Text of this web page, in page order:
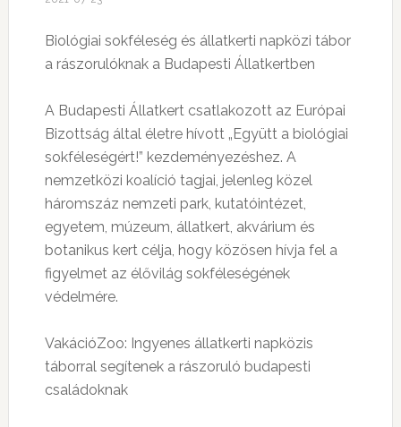
Biológiai sokféleség és állatkerti napközi tábor
a rászorulóknak a Budapesti Állatkertben
A Budapesti Állatkert csatlakozott az Európai
Bizottság által életre hívott „Együtt a biológiai
sokféleségért!” kezdeményezéshez. A
nemzetközi koalíció tagjai, jelenleg közel
háromszáz nemzeti park, kutatóintézet,
egyetem, múzeum, állatkert, akvárium és
botanikus kert célja, hogy közösen hívja fel a
figyelmet az élővilág sokféleségének
védelmére.
VakációZoo: Ingyenes állatkerti napközis
táborral segítenek a rászoruló budapesti
családoknak